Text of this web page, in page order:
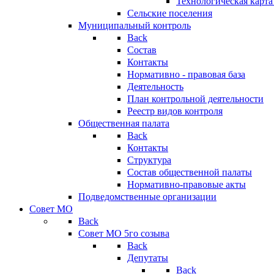
Сельские поселения
Муниципальный контроль
Back
Состав
Контакты
Нормативно - правовая база
Деятельность
План контрольной деятельности
Реестр видов контроля
Общественная палата
Back
Контакты
Структура
Состав общественной палаты
Нормативно-правовые акты
Подведомственные организации
Совет МО
Back
Совет МО 5го созыва
Back
Депутаты
Back